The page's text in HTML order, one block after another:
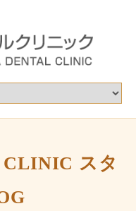
スタ